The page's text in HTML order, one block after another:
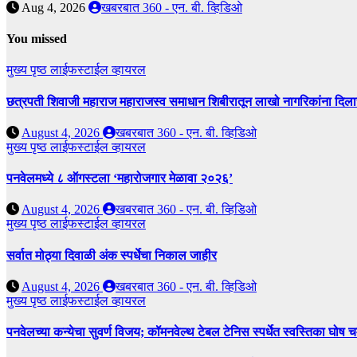
Aug 4, 2026 खबरबात 360 - एन. बी. व्हिडिओ
You missed
मुख्य पृष्ठलाईफस्टाईलव्हायरल
छत्रपती शिवाजी महाराज महाराजस्व समाधान शिबीरातून लाखो नागरिकांना
August 4, 2026
खबरबात 360 - एन. बी. व्हिडिओ
मुख्य पृष्ठलाईफस्टाईलव्हायरल
पनवेलमध्ये ८ ऑगस्टला ‘महारोजगार मेळावा २०२६’
August 4, 2026
खबरबात 360 - एन. बी. व्हिडिओ
मुख्य पृष्ठलाईफस्टाईलव्हायरल
सर्वात मोठ्या दिवाळी अंक स्पर्धेचा निकाल जाहीर
August 4, 2026
खबरबात 360 - एन. बी. व्हिडिओ
मुख्य पृष्ठलाईफस्टाईलव्हायरल
पनवेलच्या कन्येचा सुवर्ण विजय; कॉमनवेल्थ टेबल टेनिस स्पर्धेत स्वस्तिका घोष